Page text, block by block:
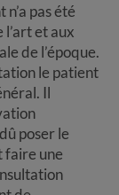
pas été
et aux
de l’époque.
le patient
Il
poser le
faire une